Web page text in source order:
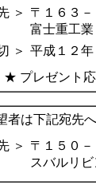
＞
〒１６３
富士重工
＞ 平成１２年
★ プレゼント応
者は下記宛先
＞
〒１５０
スバルリ